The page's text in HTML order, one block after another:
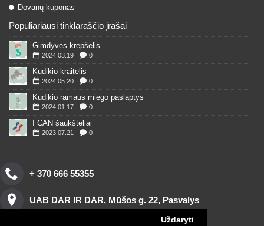
Uždaryti
Dovanų kuponas
Populiariausi tinklaraščio įrašai
Gimdyvės krepšelis
2024.03.19 0
Kūdikio kraitelis
2024.05.20 0
Kūdikio ramaus miego paslaptys
2024.01.17 0
I CAN šaukšteliai
2023.07.21 0
+ 370 666 55355
UAB DAR IR DAR, Mūšos g. 22, Pasvalys